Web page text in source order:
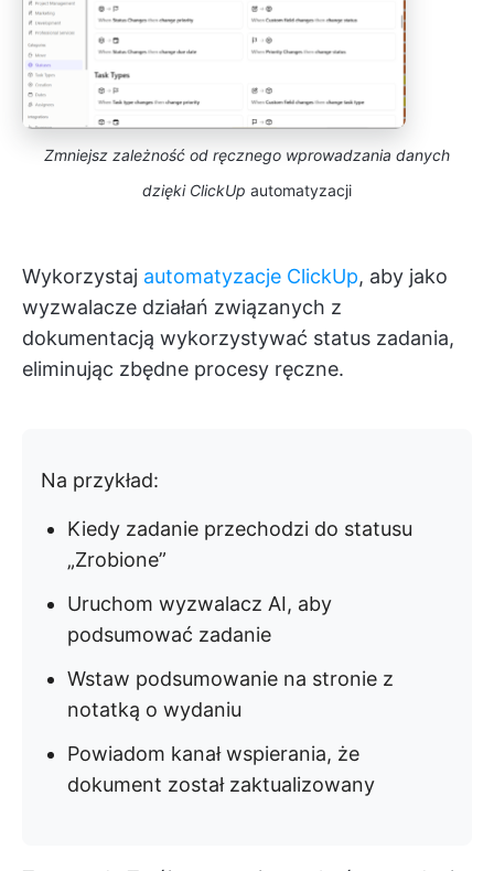
Zmniejsz zależność od ręcznego wprowadzania danych
dzięki ClickUp automatyzacji
Wykorzystaj automatyzacje ClickUp, aby jako
wyzwalacze działań związanych z
dokumentacją wykorzystywać status zadania,
eliminując zbędne procesy ręczne.
Na przykład:
Kiedy zadanie przechodzi do statusu
„Zrobione”
Uruchom wyzwalacz AI, aby
podsumować zadanie
Wstaw podsumowanie na stronie z
notatką o wydaniu
Powiadom kanał wspierania, że
dokument został zaktualizowany